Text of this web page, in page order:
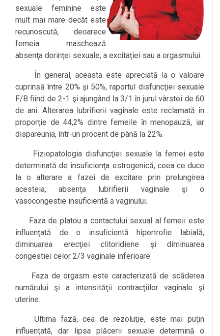
sexuale feminine este
mult mai mare decât este
recunoscută, deoarece
femeia maschează
absenţa dorinţei sexuale, a excitaţiei sau a orgasmului.
În general, aceasta este apreciată la o valoare
cuprinsă între 20% şi 50%, raportul disfuncţiei sexuale
F/B fiind de 2-1 şi ajungând la 3/1 în jurul vârstei de 60
de ani. Alterarea lubrifierii vaginale este reclamată în
proporţie de 44,2% dintre femeile în menopauză, iar
dispareunia, într-un procent de până la 22%.
Fiziopatologia disfuncţiei sexuale la femei este
determinată de insuficienţa estrogenică, ceea ce duce
la o alterare a fazei de excitare prin prelungirea
acesteia, absenţa lubrifierii vaginale şi o
vasocongestie insuficientă a vaginului.
Faza de platou a contactului sexual al femeii este
influenţată de o insuficientă hipertrofie labială,
diminuarea erecţiei clitoridiene şi diminuarea
congestiei celor 2/3 vaginale inferioare.
Faza de orgasm este caracterizată de scăderea
numărului şi a intensităţii contracţiilor vaginale şi
uterine.
Ultima fază, cea de rezoluţie, este mai puţin
influenţată, dar lipsa plăcerii sexuale determină o